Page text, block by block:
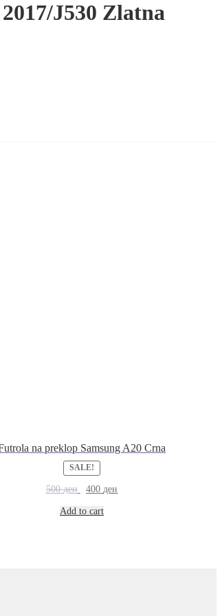
J530 Zlatna
na preklop Samsung A20 Crna
SALE!
500ден 400 ден
Add to cart